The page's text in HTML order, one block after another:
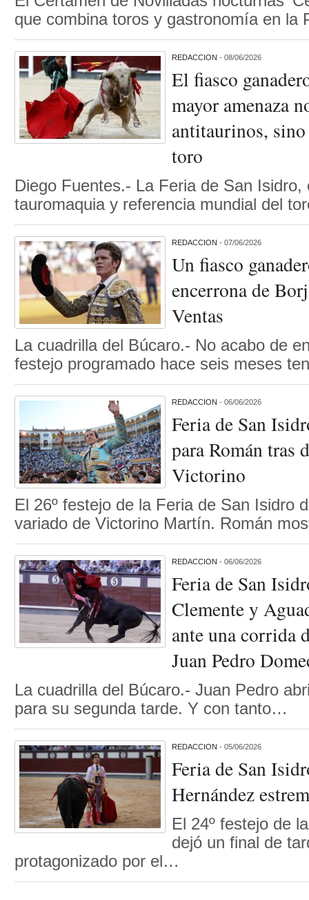
que combina toros y gastronomía en la
REDACCION - 08/06/2026
El fiasco
mayor amenaza
antitaurinos,
toro
Diego Fuentes.- La Feria de San Isidro,
tauromaquia y referencia mundial del
REDACCION - 07/06/2026
Un fiasco
encerrona de
Ventas
La cuadrilla del Búcaro.- No acabo de
festejo programado hace seis meses
REDACCION - 06/06/2026
Feria de San
para Román tras
Victorino
El 26º festejo de la Feria de San Isidro
variado de Victorino Martín. Román
REDACCION - 06/06/2026
Feria de San
Clemente y
ante una corrida
Juan Pedro
La cuadrilla del Búcaro.- Juan Pedro
para su segunda tarde. Y con tanto…
REDACCION - 05/06/2026
Feria de San
Hernández
El 24º festejo de
dejó un final de
protagonizado por el…